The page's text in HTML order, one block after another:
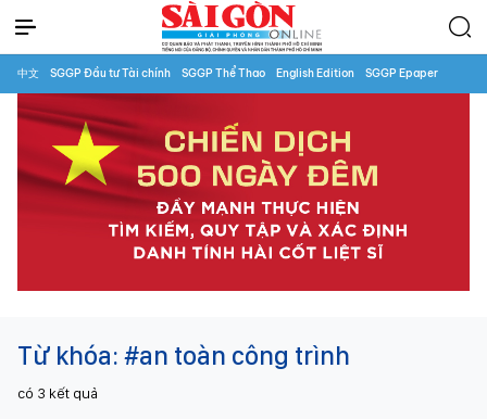
中文 SGGP Đầu tư Tài chính SGGP Thể Thao English Edition SGGP Epaper
Từ khóa: #an toàn công trình
có 3 kết quả